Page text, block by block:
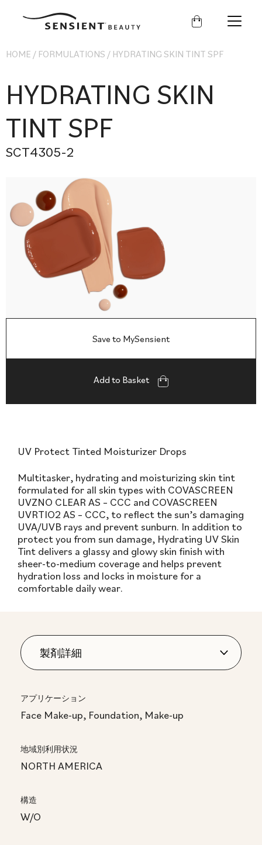
セ
ン
ー
ー
HOME / FORMULATIONS / HYDRATING SKIN TINT SPF
HYDRATING SKIN
TINT SPF
SCT4305-2
Save to MySensient
Add to Basket
UV Protect Tinted Moisturizer Drops
Multitasker, hydrating and moisturizing skin tint
formulated for all skin types with COVASCREEN
UVZNO CLEAR AS – CCC and COVASCREEN
UVRTIO2 AS – CCC, to reflect the sun’s damaging
UVA/UVB rays and prevent sunburn. In addition to
protect you from sun damage, Hydrating UV Skin
Tint delivers a glassy and glowy skin finish with
sheer-to-medium coverage and helps prevent
hydration loss and locks in moisture for a
comfortable daily wear.
アプリケーション
Face Make-up, Foundation, Make-up
地域別利用状況
NORTH AMERICA
構造
W/O